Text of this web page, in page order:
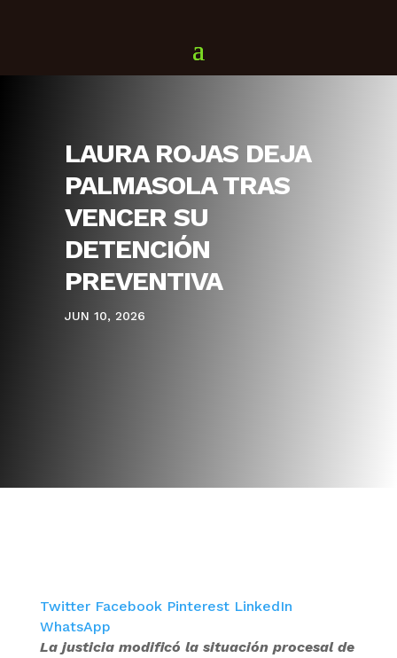
LAURA ROJAS DEJA
PALMASOLA TRAS
VENCER SU
DETENCIÓN
PREVENTIVA
JUN 10, 2026
Twitter Facebook Pinterest LinkedIn
WhatsApp
La justicia modificó la situación procesal de